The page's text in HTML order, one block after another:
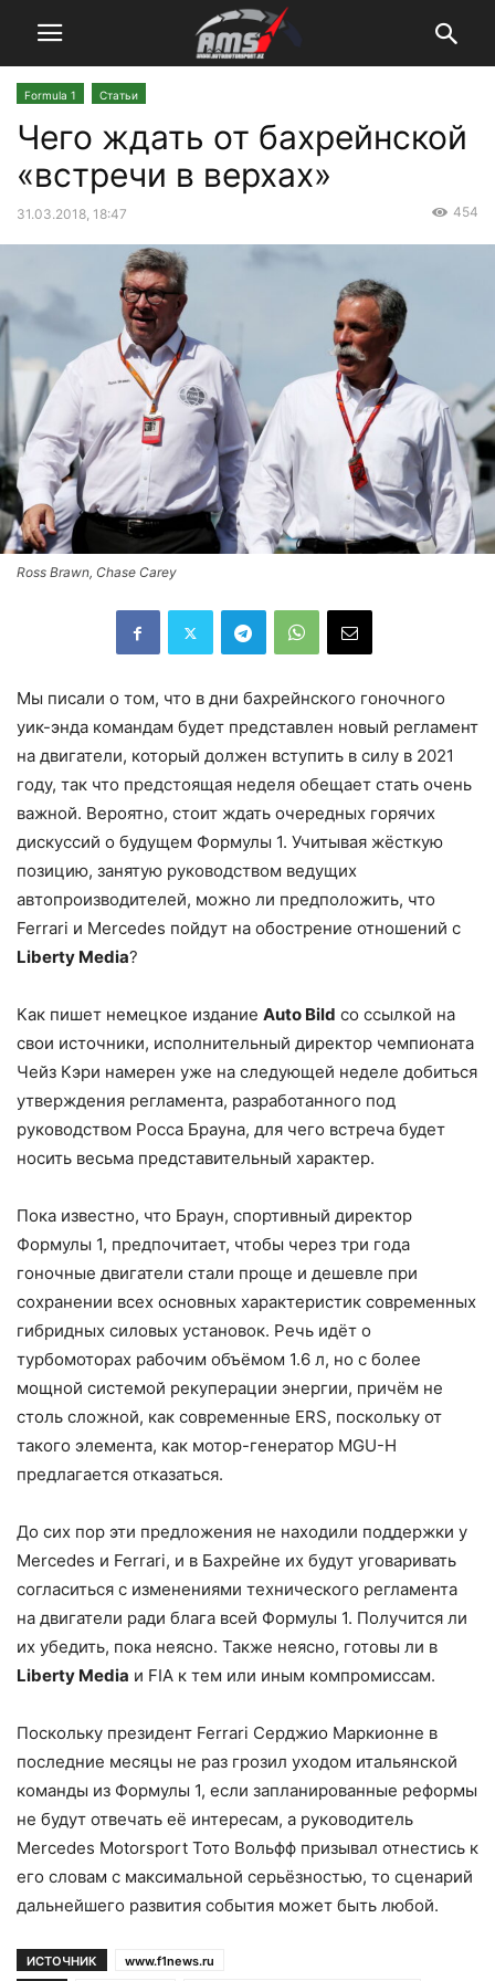
Formula 1 Статьи
Чего ждать от бахрейнской
«встречи в верхах»
31.03.2018, 18:47 454
Ross Brawn, Chase Carey
Мы писали о том, что в дни бахрейнского гоночного
уик-энда командам будет представлен новый регламент
на двигатели, который должен вступить в силу в 2021
году, так что предстоящая неделя обещает стать очень
важной. Вероятно, стоит ждать очередных горячих
дискуссий о будущем Формулы 1. Учитывая жёсткую
позицию, занятую руководством ведущих
автопроизводителей, можно ли предположить, что
Ferrari и Mercedes пойдут на обострение отношений с
Liberty Media?
Как пишет немецкое издание Auto Bild со ссылкой на
свои источники, исполнительный директор чемпионата
Чейз Кэри намерен уже на следующей неделе добиться
утверждения регламента, разработанного под
руководством Росса Брауна, для чего встреча будет
носить весьма представительный характер.
Пока известно, что Браун, спортивный директор
Формулы 1, предпочитает, чтобы через три года
гоночные двигатели стали проще и дешевле при
сохранении всех основных характеристик современных
гибридных силовых установок. Речь идёт о
турбомоторах рабочим объёмом 1.6 л, но с более
мощной системой рекуперации энергии, причём не
столь сложной, как современные ERS, поскольку от
такого элемента, как мотор-генератор MGU-H
предлагается отказаться.
До сих пор эти предложения не находили поддержки у
Mercedes и Ferrari, и в Бахрейне их будут уговаривать
согласиться с изменениями технического регламента
на двигатели ради блага всей Формулы 1. Получится ли
их убедить, пока неясно. Также неясно, готовы ли в
Liberty Media и FIA к тем или иным компромиссам.
Поскольку президент Ferrari Серджио Маркионне в
последние месяцы не раз грозил уходом итальянской
команды из Формулы 1, если запланированные реформы
не будут отвечать её интересам, а руководитель
Mercedes Motorsport Тото Вольфф призывал отнестись к
его словам с максимальной серьёзностью, то сценарий
дальнейшего развития события может быть любой.
ИСТОЧНИК www.f1news.ru